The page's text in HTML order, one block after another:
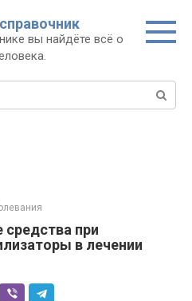
вы найдёте всё о
средства при
в лечении